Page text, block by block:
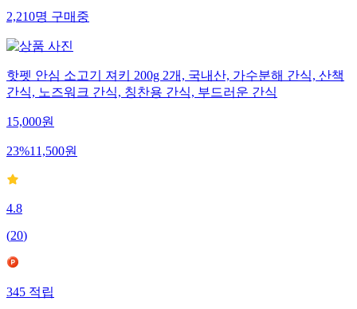
2,210명구매중
핫펫 안심 소고기 져키 200g 2개, 국내산, 가수분해 간식, 산책
간식, 노즈워크 간식, 칭찬용 간식, 부드러운 간식
15,000원
23%11,500원
4.8
(20)
345적립